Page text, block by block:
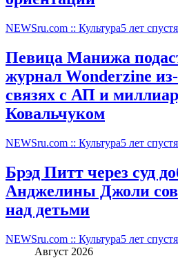
NEWSru.com :: Культура5 лет спустя
Певица Манижа
журнал Wonderzine
связях с АП и
Ковальчуком
NEWSru.com :: Культура5 лет спустя
Брэд Питт через суд
Анджелины Джоли
над детьми
NEWSru.com :: Культура5 лет спустя
Август 2026